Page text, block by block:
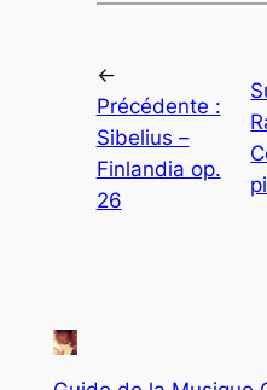
←
Précédente :
Sibelius –
Finlandia op.
26